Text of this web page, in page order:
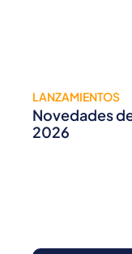
LANZAMIENTOS
Novedades
2026